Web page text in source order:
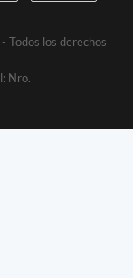
Todos los derechos
Nro.